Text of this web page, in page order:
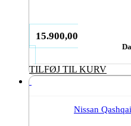
15.900,00
TILFØJ TIL KURV
Nissan